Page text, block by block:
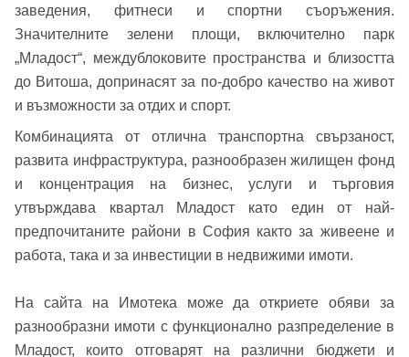
заведения, фитнеси и спортни съоръжения.
Значителните зелени площи, включително парк
„Младост“, междублоковите пространства и близостта
до Витоша, допринасят за по-добро качество на живот
и възможности за отдих и спорт.
Комбинацията от отлична транспортна свързаност,
развита инфраструктура, разнообразен жилищен фонд
и концентрация на бизнес, услуги и търговия
утвърждава квартал Младост като един от най-
предпочитаните райони в София както за живеене и
работа, така и за инвестиции в недвижими имоти.
На сайта на Имотека може да откриете обяви за
разнообразни имоти с функционално разпределение в
Младост, които отговарят на различни бюджети и